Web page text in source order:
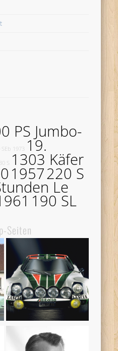
PS Jumbo-
SEb 1973 19.
S 1303 Käfer
1957220 S
Le
190 SL
Seiten